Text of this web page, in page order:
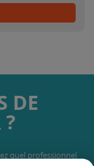
DE
?
quel professionnel